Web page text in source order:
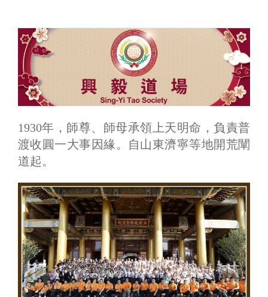
1930年，師尊、師母承領上天明命，負責普
渡收圓一大事因緣。自山東濟寧等地開荒闡
道起。